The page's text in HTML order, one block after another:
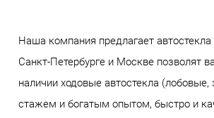
Наша компания предлагает
Санкт-Петербурге и Москве позволят
наличии ходовые автостекла
стажем и богатым опытом, быстро и